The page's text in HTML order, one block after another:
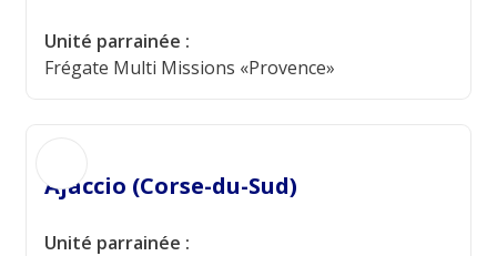
Unité parrainée :
Frégate Multi Missions «Provence»
Ajaccio (Corse-du-Sud)
Unité parrainée :